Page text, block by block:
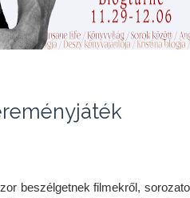
beszélgetnek filmekről,